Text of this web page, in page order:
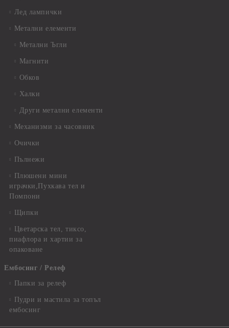
Лед лампички
Метални елементи
Метални Ъгли
Магнити
Обков
Халки
Други метални елементи
Механизми за часовник
Очички
Пълнежи
Плюшени мини
играчки,Пухкава тел и
Помпони
Щипки
Цветарска тел, тиксо,
пиафлора и хартии за
опаковане
Ембосинг / Релеф
Папки за релеф
Пудри и мастила за топъл
ембосинг